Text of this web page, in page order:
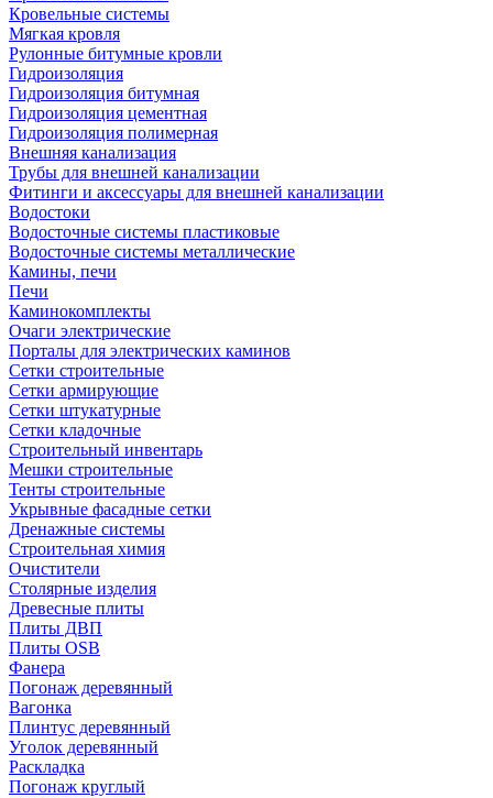
Кровельные системы
Мягкая кровля
Рулонные битумные кровли
Гидроизоляция
Гидроизоляция битумная
Гидроизоляция цементная
Гидроизоляция полимерная
Внешняя канализация
Трубы для внешней канализации
Фитинги и аксессуары для внешней канализации
Водостоки
Водосточные системы пластиковые
Водосточные системы металлические
Камины, печи
Печи
Каминокомплекты
Очаги электрические
Порталы для электрических каминов
Сетки строительные
Сетки армирующие
Сетки штукатурные
Сетки кладочные
Строительный инвентарь
Мешки строительные
Тенты строительные
Укрывные фасадные сетки
Дренажные системы
Строительная химия
Очистители
Столярные изделия
Древесные плиты
Плиты ДВП
Плиты OSB
Фанера
Погонаж деревянный
Вагонка
Плинтус деревянный
Уголок деревянный
Раскладка
Погонаж круглый